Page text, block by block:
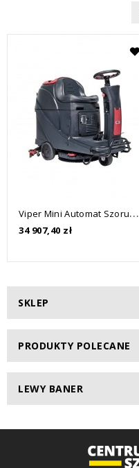
V
Iper Mini Automat Szorująco-Zbierający Do Dużych Powierzchni AS530R
34 907,40 złCena
SKLEP
PRODUKTY POLECANE
LEWY BANER